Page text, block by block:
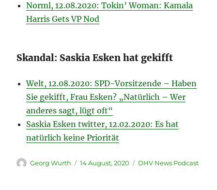
Norml, 12.08.2020: Tokin’ Woman: Kamala
Harris Gets VP Nod
Skandal: Saskia Esken hat gekifft
Welt, 12.08.2020: SPD-Vorsitzende – Haben
Sie gekifft, Frau Esken? „Natürlich – Wer
anderes sagt, lügt oft“
Saskia Esken twitter, 12.02.2020: Es hat
natürlich keine Priorität
Autor
Georg Wurth
Veröffentlicht
14 August, 2020 Kategorien
DHV News Podcast